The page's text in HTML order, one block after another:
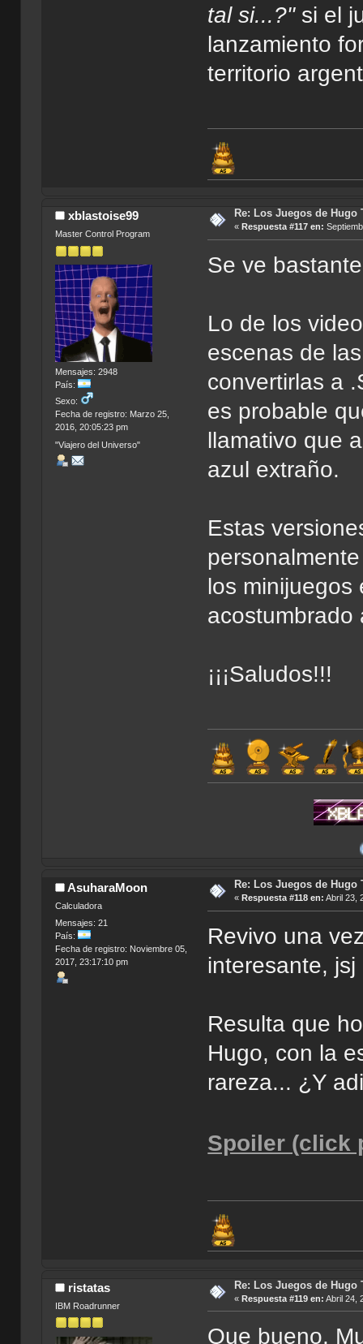
tal si...?"si el
lanzamiento
territorio
xblastoise99
Master Control Program
Mensajes: 2948
País:
Sexo:
Fecha de registro: Marzo 25,
2016, 20:05:23 pm
"Viajero del Universo"
Re: Los Juegos de Hugo
« Respuesta #117 en:
Se ve
Lo de los
escenas de
convertirlas a
es probable
llamativo que
azul extraño.
Estas
los minijuegos
¡¡¡Saludos!!!
Mis
AsuharaMoon
Calculadora
Mensajes: 21
País:
Fecha de registro: Noviembre 05,
2017, 23:17:10 pm
Re: Los Juegos de Hugo
« Respuesta #118 en: Abril 23,
Revivo una
interesante, jsj
Resulta que
Hugo, con la
rareza... ¿Y
Spoiler (click
ristatas
IBM Roadrunner
Re: Los Juegos de Hugo
« Respuesta #119 en: Abril 24,
Que bueno.